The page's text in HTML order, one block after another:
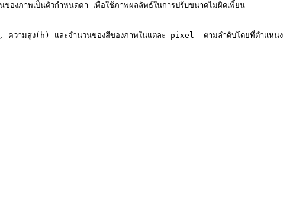
ภาพเป็นตัวกำหนดค่า เพื่อใช้ภาพผลลัพธ์ในการปรับขนาดไม่ผิดเพี้ยน
ามสูง(h) และจำนวนของสีของภาพในแต่ละ pixel  ตามลำดับโดยที่ตำแหน่ง